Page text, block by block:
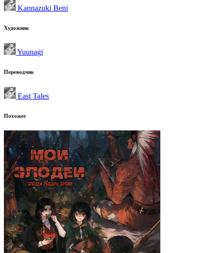
Kannazuki Beni
Художник
Yuunagi
Переводчик
East Tales
Похожее